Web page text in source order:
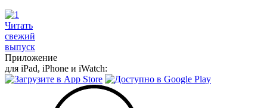
Читать
свежий
выпуск
Приложение
для iPad, iPhone и iWatch: